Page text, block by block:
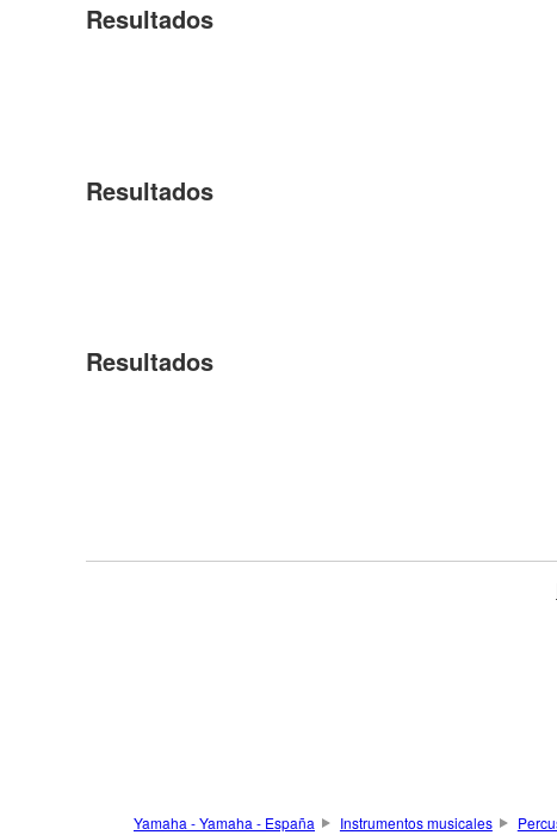
Resultados
Resultados
Resultados
Yamaha - Yamaha - España Instrumentos musicales